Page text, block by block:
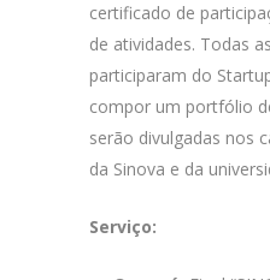
certificado de
de atividades. Todas
participaram do
compor um portfólio
serão divulgadas nos
da Sinova e da
Serviço: